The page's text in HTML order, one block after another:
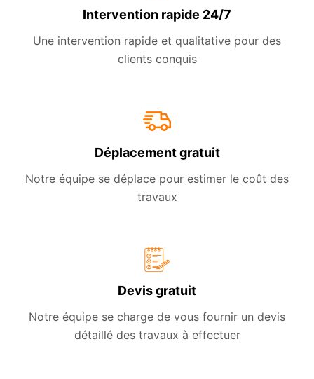
Intervention rapide 24/7
Une intervention rapide et qualitative pour des
clients conquis
Déplacement gratuit
Notre équipe se déplace pour estimer le coût des
travaux
Devis gratuit
Notre équipe se charge de vous fournir un devis
détaillé des travaux à effectuer